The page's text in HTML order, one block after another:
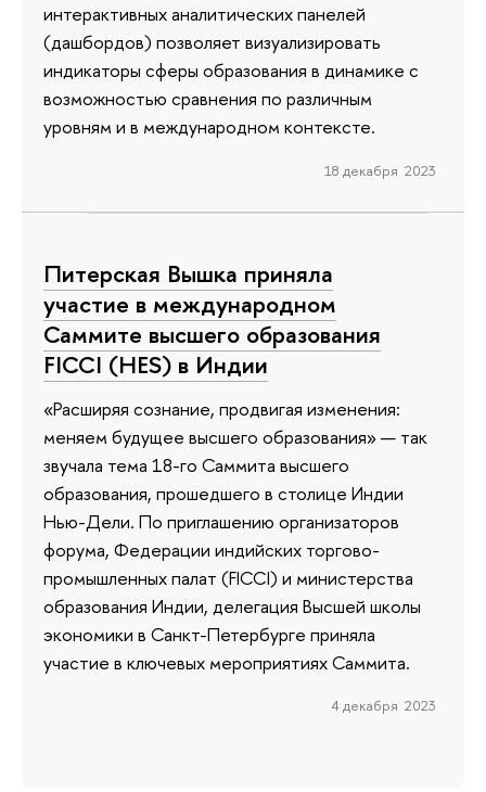
интерактивных аналитических панелей
(дашбордов) позволяет визуализировать
индикаторы сферы образования в динамике с
возможностью сравнения по различным
уровням и в международном контексте.
18 декабря 2023
Питерская Вышка приняла
участие в международном
Саммите высшего образования
FICCI (HES) в Индии
«Расширяя сознание, продвигая изменения:
меняем будущее высшего образования» — так
звучала тема 18-го Саммита высшего
образования, прошедшего в столице Индии
Нью-Дели. По приглашению организаторов
форума, Федерации индийских торгово-
промышленных палат (FICCI) и министерства
образования Индии, делегация Высшей школы
экономики в Санкт-Петербурге приняла
участие в ключевых мероприятиях Саммита.
4 декабря 2023